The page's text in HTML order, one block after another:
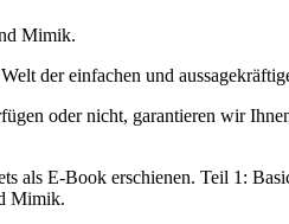
Mimik.
der einfachen und
oder nicht, garantieren wir
als E-Book erschienen. Teil 1:
Mimik.